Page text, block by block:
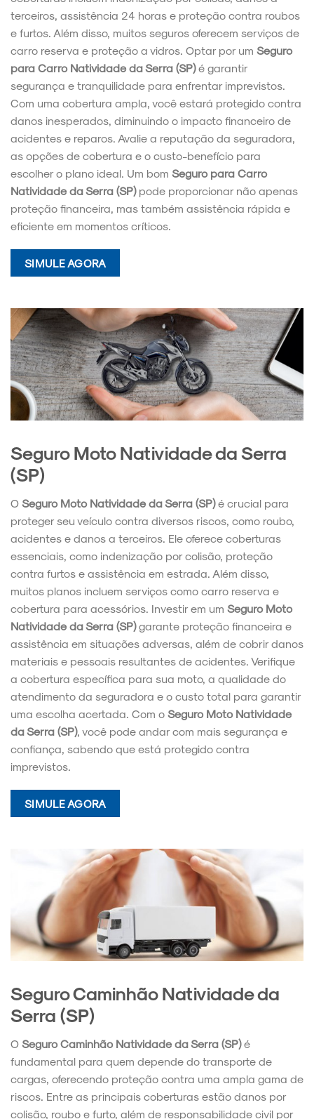
terceiros, assistência 24 horas e proteção contra roubos
e furtos. Além disso, muitos seguros oferecem serviços de
carro reserva e proteção a vidros. Optar por um Seguro
para Carro Natividade da Serra (SP)é garantir
segurança e tranquilidade para enfrentar imprevistos.
Com uma cobertura ampla, você estará protegido contra
danos inesperados, diminuindo o impacto financeiro de
acidentes e reparos. Avalie a reputação da seguradora,
as opções de cobertura e o custo-benefício para
escolher o plano ideal. Um bom Seguro para Carro
Natividade da Serra (SP)pode proporcionar não apenas
proteção financeira, mas também assistência rápida e
eficiente em momentos críticos.
SIMULE AGORA
Seguro Moto Natividade da Serra
(SP)
O Seguro Moto Natividade da Serra (SP)é crucial para
proteger seu veículo contra diversos riscos, como roubo,
acidentes e danos a terceiros. Ele oferece coberturas
essenciais, como indenização por colisão, proteção
contra furtos e assistência em estrada. Além disso,
muitos planos incluem serviços como carro reserva e
cobertura para acessórios. Investir em um Seguro Moto
Natividade da Serra (SP)garante proteção financeira e
assistência em situações adversas, além de cobrir danos
materiais e pessoais resultantes de acidentes. Verifique
a cobertura específica para sua moto, a qualidade do
atendimento da seguradora e o custo total para garantir
uma escolha acertada. Com o Seguro Moto Natividade
da Serra (SP), você pode andar com mais segurança e
confiança, sabendo que está protegido contra
imprevistos.
SIMULE AGORA
Seguro Caminhão Natividade da
Serra (SP)
O Seguro Caminhão Natividade da Serra (SP)é
fundamental para quem depende do transporte de
cargas, oferecendo proteção contra uma ampla gama de
riscos. Entre as principais coberturas estão danos por
colisão, roubo e furto, além de responsabilidade civil por